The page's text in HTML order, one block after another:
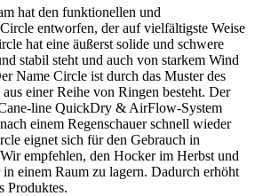
hat den funktionellen und
entworfen, der auf vielfältigste Weise
hat eine äußerst solide und schwere
stabil steht und auch von starkem Wind
Name Circle ist durch das Muster des
einer Reihe von Ringen besteht. Der
line QuickDry & AirFlow-System
einem Regenschauer schnell wieder
eignet sich für den Gebrauch in
empfehlen, den Hocker im Herbst und
einem Raum zu lagern. Dadurch erhöht
Produktes.